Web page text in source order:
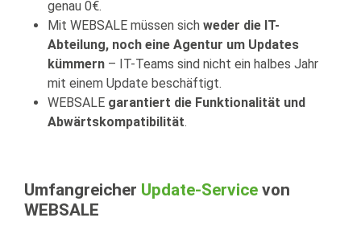
Umfangreicher Update-Service von
WEBSALE
genau 0€.
Mit WEBSALE müssen sich weder die IT-
Abteilung, noch eine Agentur um Updates
kümmern – IT-Teams sind nicht ein halbes Jahr
mit einem Update beschäftigt.
WEBSALE garantiert die Funktionalität und
Abwärtskompatibilität.